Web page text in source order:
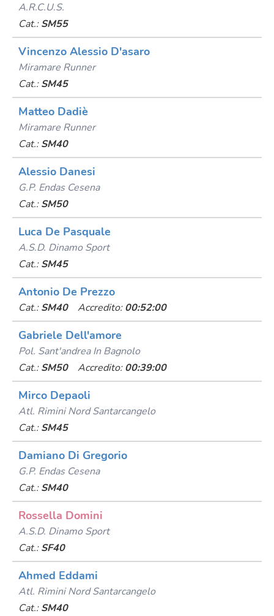
A.r.c.u.s.
Cat.: SM55
Vincenzo Alessio D'asaro
Miramare Runner
Cat.: SM45
Matteo Dadiè
Miramare Runner
Cat.: SM40
Alessio Danesi
G.p. Endas Cesena
Cat.: SM50
Luca De Pasquale
A.s.d. Dinamo Sport
Cat.: SM45
Antonio De Prezzo
Cat.: SM40 Accredito: 00:52:00
Gabriele Dell'amore
Pol. Sant'andrea In Bagnolo
Cat.: SM50 Accredito: 00:39:00
Mirco Depaoli
Atl. Rimini Nord Santarcangelo
Cat.: SM45
Damiano Di Gregorio
G.p. Endas Cesena
Cat.: SM40
Rossella Domini
A.s.d. Dinamo Sport
Cat.: SF40
Ahmed Eddami
Atl. Rimini Nord Santarcangelo
Cat.: SM40